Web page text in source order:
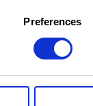
Preferences